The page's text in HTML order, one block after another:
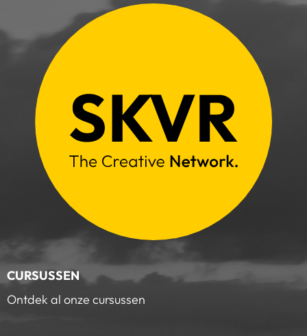
CURSUSSEN
Ontdek al onze cursussen